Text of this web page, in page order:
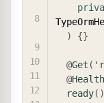
)
{}
@Get (
@
ready( )